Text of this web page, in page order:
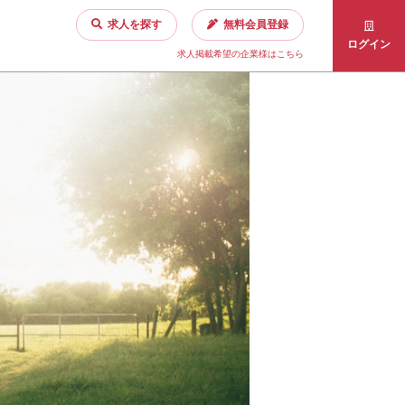
求人を探す 無料会員登録
求人掲載希望の企業様はこちら
ログイン